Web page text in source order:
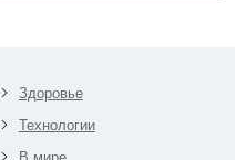
Здоровье
Технологии